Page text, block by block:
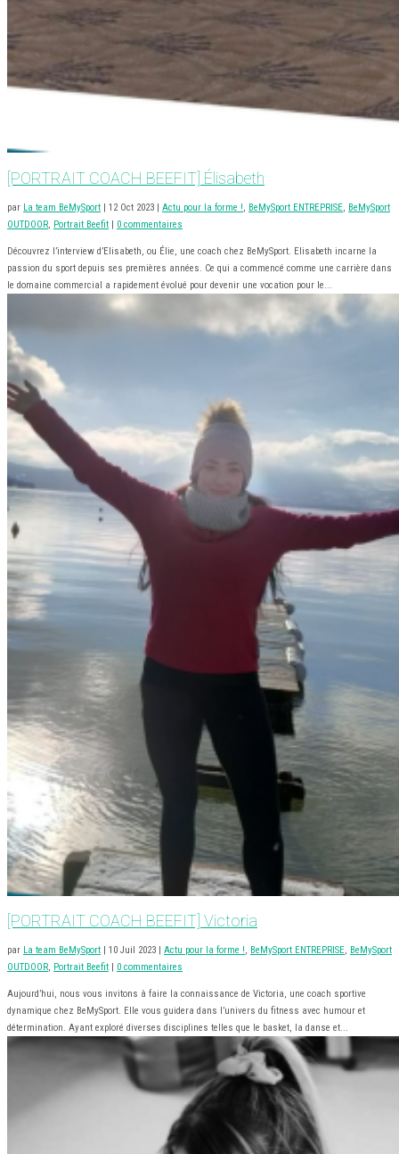
[PORTRAIT COACH BEEFIT] Élisabeth
par La team BeMySport | 12 Oct 2023 | Actu pour la forme ! BeMySport ENTREPRISE BeMySport
OUTDOOR Portrait Beefit | 0 commentaires
Découvrez l’interview d’Elisabeth, ou Élie, une coach chez BeMySport. Elisabeth incarne la
passion du sport depuis ses premières années. Ce qui a commencé comme une carrière dans
le domaine commercial a rapidement évolué pour devenir une vocation pour le...
[PORTRAIT COACH BEEFIT] Victoria
par La team BeMySport 10 Juil 2023 Actu pour la forme !, BeMySport ENTREPRISE, BeMySport
OUTDOOR, Portrait Beefit 0 commentaires
Aujourd’hui, nous vous invitons à faire la connaissance de Victoria, une coach sportive
dynamique chez BeMySport. Elle vous guidera dans l’univers du fitness avec humour et
détermination. Ayant exploré diverses disciplines telles que le basket, la danse et...